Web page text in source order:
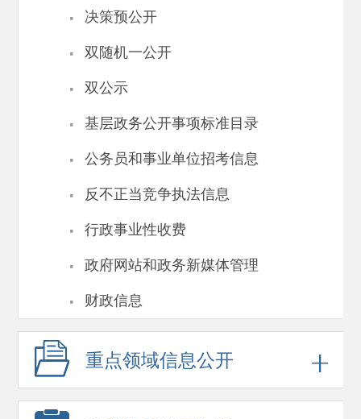
· 决策预公开
· 双随机一公开
· 双公示
· 基层政务公开事项标准目录
· 公务员和事业单位招考信息
· 反不正当竞争执法信息
· 行政事业性收费
· 政府网站和政务新媒体管理
· 财政信息
重点领域信息公开